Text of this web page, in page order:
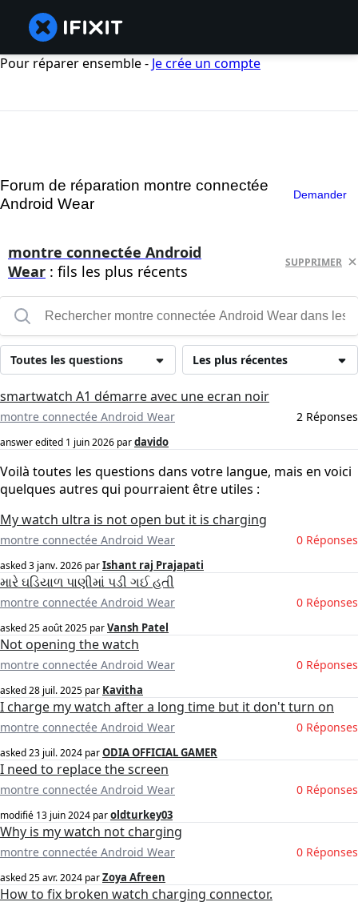
Pour réparer ensemble - Je crée un compte
Forum de réparation montre connectée
Android Wear
Demander
montre connectée Android
Wear : fils les plus récents SUPPRIMER
Les plus récentes
Toutes les questions
smartwatch A1 démarre avec une ecran noir
montre connectée Android Wear 2 Réponses
answer edited 1 juin 2026 pardavido
Voilà toutes les questions dans votre langue, mais en voici
quelques autres qui pourraient être utiles :
My watch ultra is not open but it is charging
montre connectée Android Wear 0 Réponses
asked3 janv. 2026 parIshant raj Prajapati
મારે ઘડિયાળ પાણીમાં પડી ગઈ હતી
montre connectée Android Wear 0 Réponses
asked25 août 2025 parVansh Patel
Not opening the watch
montre connectée Android Wear 0 Réponses
asked28 juil. 2025 par Kavitha
I charge my watch after a long time but it don't turn on
montre connectée Android Wear 0 Réponses
asked23 juil. 2024 parODIA OFFICIAL GAMER
I need to replace the screen
montre connectée Android Wear 0 Réponses
modifié 13 juin 2024 paroldturkey03
Why is my watch not charging
montre connectée Android Wear 0 Réponses
asked25 avr. 2024 parZoya Afreen
How to fix broken watch charging connector.